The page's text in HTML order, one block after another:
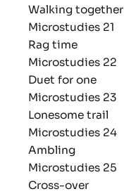
Walking together
Microstudies 21
Rag time
Microstudies 22
Duet for one
Microstudies 23
Lonesome trail
Microstudies 24
Ambling
Microstudies 25
Cross-over